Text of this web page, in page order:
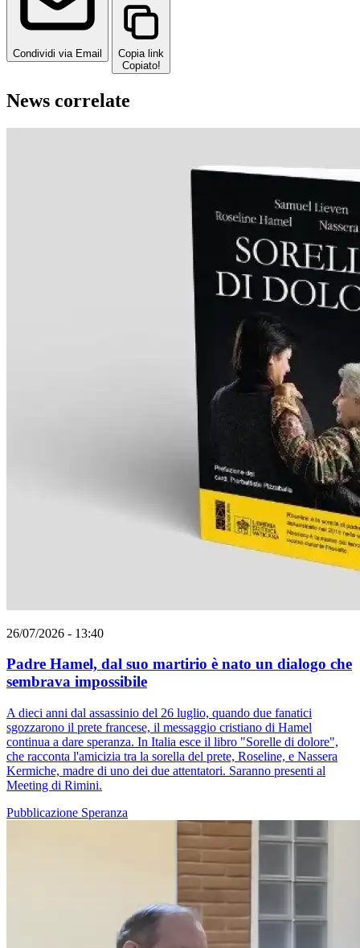
Condividi via Email
Copia link
Copiato!
News correlate
26/07/2026 - 13:40
Padre Hamel, dal suo martirio è nato un dialogo che
sembrava impossibile
A dieci anni dal assassinio del 26 luglio, quando due fanatici
sgozzarono il prete francese, il messaggio cristiano di Hamel
continua a dare speranza. In Italia esce il libro "Sorelle di dolore",
che racconta l'amicizia tra la sorella del prete, Roseline, e Nassera
Kermiche, madre di uno dei due attentatori. Saranno presenti al
Meeting di Rimini.
Pubblicazione Speranza